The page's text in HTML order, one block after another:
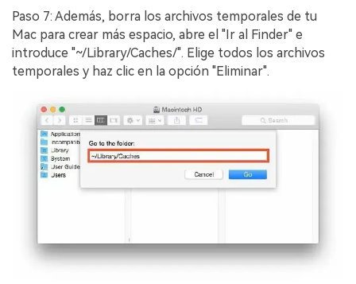
Paso 7: Además, borra los archivos temporales de tu
Mac para crear más espacio, abre el "Ir al Finder" e
introduce "~/Library/Caches/".󠀲󠀡󠀩󠀣󠀡󠀢󠀩󠀩󠀧󠀳󠀰 Elige todos los archivos
temporales y haz clic en la opción "Eliminar".󠀲󠀡󠀩󠀣󠀡󠀢󠀩󠀩󠀨